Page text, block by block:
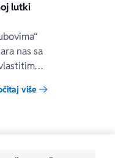
lutki
nas sa
gdje će
više